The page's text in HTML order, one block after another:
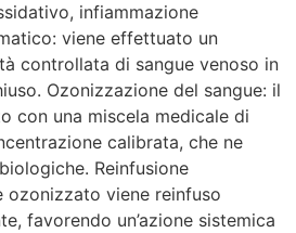
infiammazione
viene effettuato un
controllata di sangue venoso in
Ozonizzazione del sangue: il
con una miscela medicale di
calibrata, che ne
Reinfusione
ozonizzato viene reinfuso
favorendo un’azione sistemica